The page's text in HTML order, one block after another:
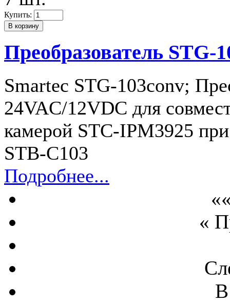
Купить:
Преобразователь STG-
Smartec STG-103conv;
24VAC/12VDC для
камерой STC-IPM3925
STB-C103
Подробнее...
«